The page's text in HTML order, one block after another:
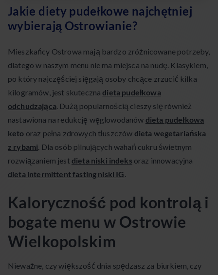
Jakie diety pudełkowe najchętniej
wybierają Ostrowianie?
Mieszkańcy Ostrowa mają bardzo zróżnicowane potrzeby,
dlatego w naszym menu nie ma miejsca na nudę. Klasykiem,
po który najczęściej sięgają osoby chcące zrzucić kilka
kilogramów, jest skuteczna dieta pudełkowa
odchudzająca. Dużą popularnością cieszy się również
nastawiona na redukcję węglowodanów dieta pudełkowa
keto oraz pełna zdrowych tłuszczów dieta wegetariańska
z rybami. Dla osób pilnujących wahań cukru świetnym
rozwiązaniem jest dieta niski indeks oraz innowacyjna
dieta intermittent fasting niski IG.
Kaloryczność pod kontrolą i
bogate menu w Ostrowie
Wielkopolskim
Nieważne, czy większość dnia spędzasz za biurkiem, czy